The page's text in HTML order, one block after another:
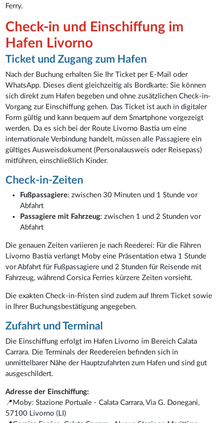
Ferry.
Check-in und Einschiffung im
Hafen Livorno
Ticket und Zugang zum Hafen
Nach der Buchung erhalten Sie Ihr Ticket per E-Mail oder
WhatsApp. Dieses dient gleichzeitig als Bordkarte: Sie können
sich direkt zum Hafen begeben und ohne zusätzlichen Check-in-
Vorgang zur Einschiffung gehen. Das Ticket ist auch in digitaler
Form gültig und kann bequem auf dem Smartphone vorgezeigt
werden. Da es sich bei der Route Livorno Bastia um eine
internationale Verbindung handelt, müssen alle Passagiere ein
gültiges Ausweisdokument (Personalausweis oder Reisepass)
mitführen, einschließlich Kinder.
Check-in-Zeiten
Fußpassagiere: zwischen 30 Minuten und 1 Stunde vor
Abfahrt
Passagiere mit Fahrzeug: zwischen 1 und 2 Stunden vor
Abfahrt
Die genauen Zeiten variieren je nach Reederei: Für die Fähren
Livorno Bastia verlangt Moby eine Präsentation etwa 1 Stunde
vor Abfahrt für Fußpassagiere und 2 Stunden für Reisende mit
Fahrzeug, während Corsica Ferries kürzere Zeiten vorsieht.
Die exakten Check-in-Fristen sind zudem auf Ihrem Ticket sowie
in Ihrer Buchungsbestätigung angegeben.
Zufahrt und Terminal
Die Einschiffung erfolgt im Hafen Livorno im Bereich Calata
Carrara. Die Terminals der Reedereien befinden sich in
unmittelbarer Nähe der Hauptzufahrten zum Hafen und sind gut
ausgeschildert.
Adresse der Einschiffung:
📍Moby: Stazione Portuale - Calata Carrara, Via G. Donegani,
57100 Livorno (LI)